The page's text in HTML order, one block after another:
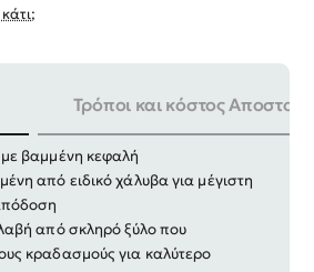
Τρόποι και κόστος
βαμμένη κεφαλή
από ειδικό χάλυβα για μέγιστη
από σκληρό ξύλο που
κραδασμούς για καλύτερο